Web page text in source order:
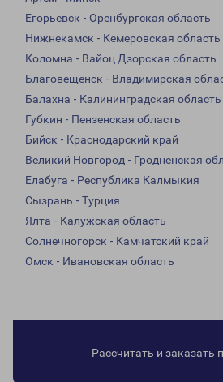
Егорьевск - Оренбургская область
Нижнекамск - Кемеровская область
Коломна - Вайоц Дзорская область
Благовещенск - Владимирская
Балахна - Калининградская область
Губкин - Пензенская область
Бийск - Краснодарский край
Великий Новгород - Гродненская
Елабуга - Республика Калмыкия
Сызрань - Турция
Ялта - Калужская область
Солнечногорск - Камчатский край
Омск - Ивановская область
Рассчитать и заказать